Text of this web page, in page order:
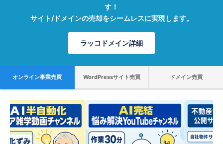
す！
サイト/ドメインの売却をシームレスに実現します。
ラッコドメイン詳細
オンライン事業売買 WordPressサイト売買 ドメイン売買